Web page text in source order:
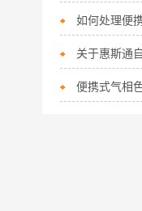
关于惠斯通